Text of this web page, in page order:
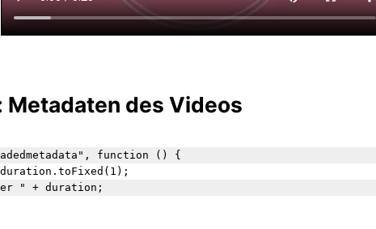
des Videos
function () {
" + duration;